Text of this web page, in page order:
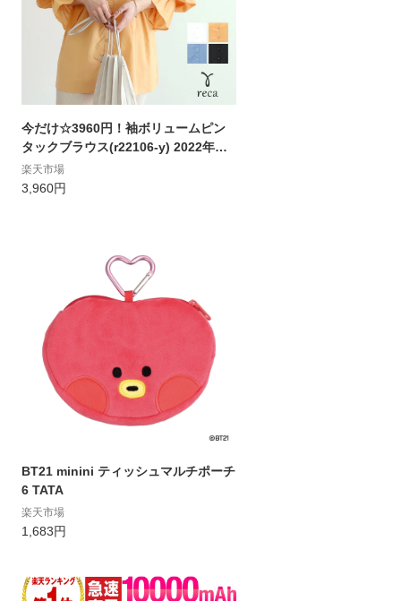
今だけ☆3960円！袖ボリュームピン
タックブラウス(r22106-y) 2022年春
新作 レディース トップス シャツ 長袖
ボリューム袖 大きめ 楽ちん おしゃれ
楽天市場
3,960円
BT21 minini ティッシュマルチポーチ
6 TATA
楽天市場
1,683円